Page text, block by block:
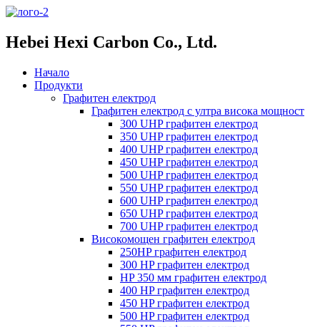
Hebei Hexi Carbon Co., Ltd.
Начало
Продукти
Графитен електрод
Графитен електрод с ултра висока мощност
300 UHP графитен електрод
350 UHP графитен електрод
400 UHP графитен електрод
450 UHP графитен електрод
500 UHP графитен електрод
550 UHP графитен електрод
600 UHP графитен електрод
650 UHP графитен електрод
700 UHP графитен електрод
Високомощен графитен електрод
250HP графитен електрод
300 HP графитен електрод
HP 350 мм графитен електрод
400 HP графитен електрод
450 HP графитен електрод
500 HP графитен електрод